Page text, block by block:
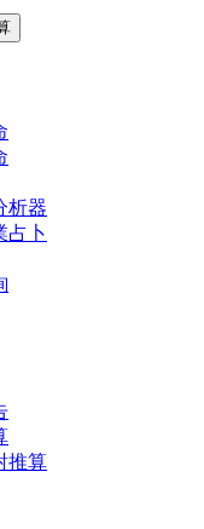
析器
占卜
推算